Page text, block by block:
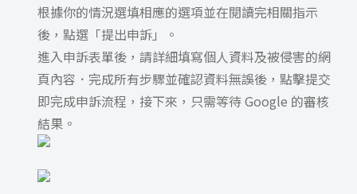
根據你的情況選填相應的選項並在閱讀完相關指示
後，點選「提出申訴」。
進入申訴表單後，請詳細填寫個人資料及被侵害的網
頁內容．完成所有步驟並確認資料無誤後，點擊提交
即完成申訴流程，接下來，只需等待 Google 的審核
結果。